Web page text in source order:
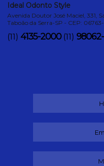
Ideal Odonto Style
Avenida Doutor José Maciel, 331,
Taboão da Serra-SP - CEP:
(11) 4135-2000 (11)